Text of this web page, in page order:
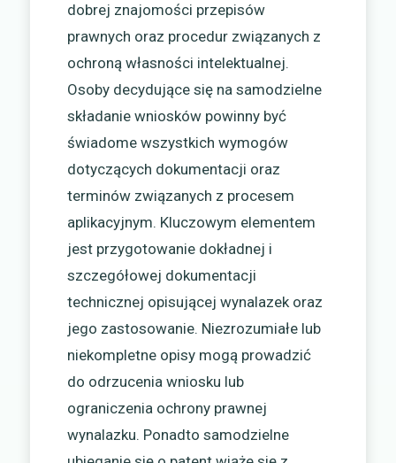
dobrej znajomości przepisów
prawnych oraz procedur związanych z
ochroną własności intelektualnej.
Osoby decydujące się na samodzielne
składanie wniosków powinny być
świadome wszystkich wymogów
dotyczących dokumentacji oraz
terminów związanych z procesem
aplikacyjnym. Kluczowym elementem
jest przygotowanie dokładnej i
szczegółowej dokumentacji
technicznej opisującej wynalazek oraz
jego zastosowanie. Niezrozumiałe lub
niekompletne opisy mogą prowadzić
do odrzucenia wniosku lub
ograniczenia ochrony prawnej
wynalazku. Ponadto samodzielne